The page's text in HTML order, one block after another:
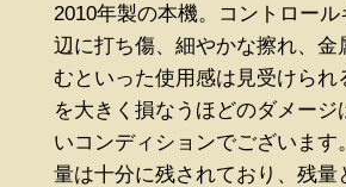
2010年製の本機。コントロール
辺に打ち傷、細やかな擦れ、金
むといった使用感は見受けられ
を大きく損なうほどのダメージ
いコンディションでございます
量は十分に残されており、残量